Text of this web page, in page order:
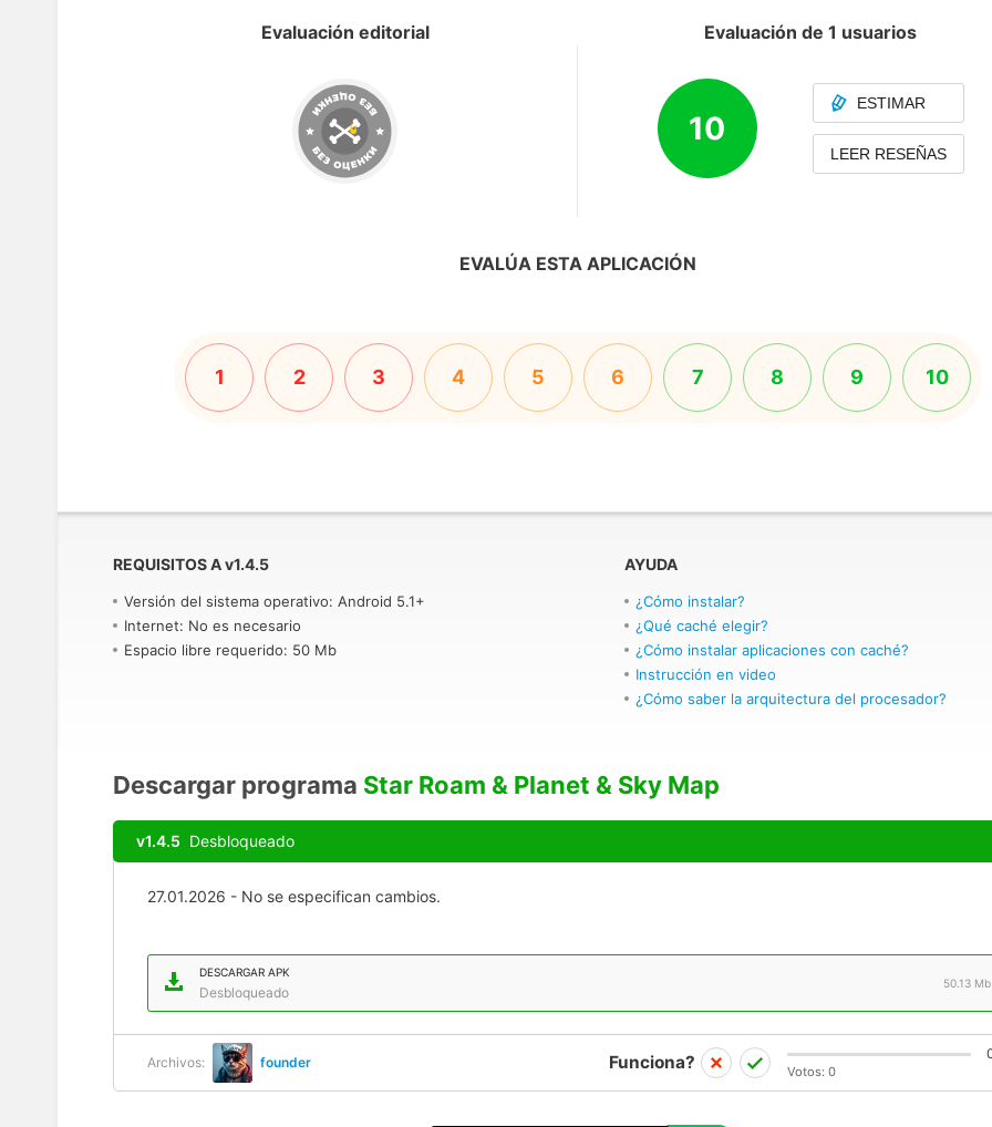
Evaluación editorial Evaluación de 1 usuarios
10
ESTIMAR
LEER RESEÑAS
EVALÚA ESTA APLICACIÓN
1 2 3 4 5 6 7 8 9 10
REQUISITOS Av1.4.5
Versión del sistema operativo: Android 5.1+
Internet: No es necesario
Espacio libre requerido: 50 Mb
AYUDA
¿Cómo instalar?
¿Qué caché elegir?
¿Cómo instalar aplicaciones con caché?
Instrucción en video
¿Cómo saber la arquitectura del procesador?
Descargar programa Star Roam & Planet & Sky Map
v1.4.5 Desbloqueado
27.01.2026 - No se especifican cambios.
DESCARGAR APK
Desbloqueado
50.13 Mb
Archivos: founder Funciona? Votos: 0